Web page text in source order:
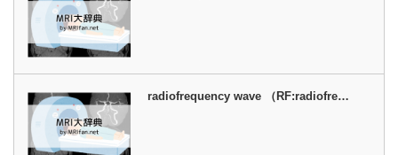
radiofrequency wave （RF:radiofre…